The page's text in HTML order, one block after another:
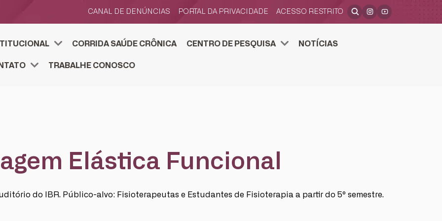
CANAL DE DENÚNCIAS PORTAL DA PRIVACIDADE ACESSO RESTRITO
CORRIDA SAÚDE CRÔNICA CENTRO DE PESQUISA NOTÍCIAS
TRABALHE CONOSCO
Elástica Funcional
do IBR. Público-alvo: Fisioterapeutas e Estudantes de Fisioterapia a partir do 5º semestre.